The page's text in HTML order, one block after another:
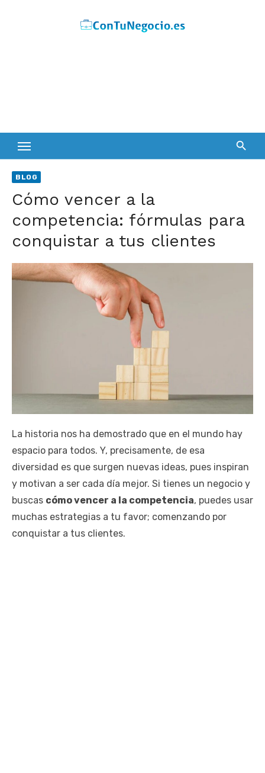
BLOG
Cómo vencer a la
competencia: fórmulas para
conquistar a tus clientes
La historia nos ha demostrado que en el mundo hay
espacio para todos. Y, precisamente, de esa
diversidad es que surgen nuevas ideas, pues inspiran
y motivan a ser cada día mejor. Si tienes un negocio y
buscas cómo vencer a la competencia, puedes usar
muchas estrategias a tu favor; comenzando por
conquistar a tus clientes.